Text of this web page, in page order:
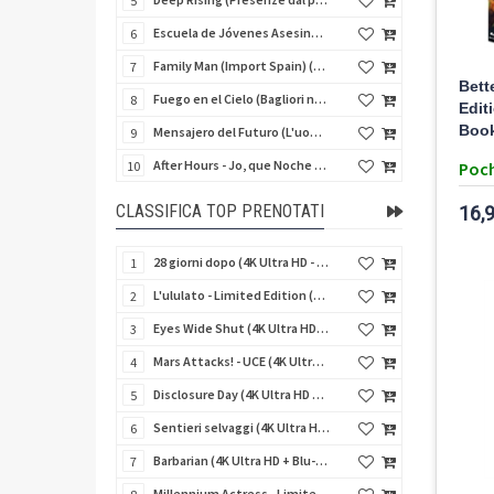
6 Escuela de Jóvenes Asesinos (Schegge di follia) (Import Spain) (Blu-Ray Disc)
7 Family Man (Import Spain) (Blu-Ray Disc)
8 Fuego en el Cielo (Bagliori nel buio) (Import Spain) (Blu-Ray Disc)
9 Mensajero del Futuro (L'uomo del giorno dopo) (Import Spain) (Blu-Ray Disc)
10 After Hours - Jo, que Noche (Fuori orario) (Import Spain) (Blu-Ray Disc)
CLASSIFICA TOP PRENOTATI
1 28 giorni dopo (4K Ultra HD - SteelBook)
2 L'ululato - Limited Edition (4K Ultra HD + Blu-Ray Disc + CD + Booklet + Card)
3 Eyes Wide Shut (4K Ultra HD + Blu-Ray Disc - SteelBook)
4 Mars Attacks! - UCE (4K Ultra HD + Blu-Ray Disc - SteelBook)
5 Disclosure Day (4K Ultra HD + Blu-Ray Disc - SteelBook)
6 Sentieri selvaggi (4K Ultra HD + Blu-Ray Disc - SteelBook)
7 Barbarian (4K Ultra HD + Blu-Ray Disc - SteelBook)